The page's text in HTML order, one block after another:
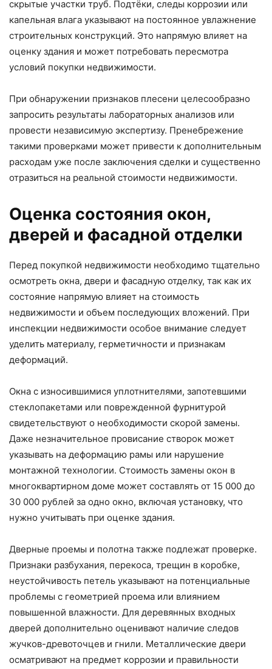
скрытые участки труб. Подтёки, следы коррозии или
капельная влага указывают на постоянное увлажнение
строительных конструкций. Это напрямую влияет на
оценку здания и может потребовать пересмотра
условий покупки недвижимости.
При обнаружении признаков плесени целесообразно
запросить результаты лабораторных анализов или
провести независимую экспертизу. Пренебрежение
такими проверками может привести к дополнительным
расходам уже после заключения сделки и существенно
отразиться на реальной стоимости недвижимости.
Оценка состояния окон,
дверей и фасадной отделки
Перед покупкой недвижимости необходимо тщательно
осмотреть окна, двери и фасадную отделку, так как их
состояние напрямую влияет на стоимость
недвижимости и объем последующих вложений. При
инспекции недвижимости особое внимание следует
уделить материалу, герметичности и признакам
деформаций.
Окна с износившимися уплотнителями, запотевшими
стеклопакетами или поврежденной фурнитурой
свидетельствуют о необходимости скорой замены.
Даже незначительное провисание створок может
указывать на деформацию рамы или нарушение
монтажной технологии. Стоимость замены окон в
многоквартирном доме может составлять от 15 000 до
30 000 рублей за одно окно, включая установку, что
нужно учитывать при оценке здания.
Дверные проемы и полотна также подлежат проверке.
Признаки разбухания, перекоса, трещин в коробке,
неустойчивость петель указывают на потенциальные
проблемы с геометрией проема или влиянием
повышенной влажности. Для деревянных входных
дверей дополнительно оценивают наличие следов
жучков-древоточцев и гнили. Металлические двери
осматривают на предмет коррозии и правильности